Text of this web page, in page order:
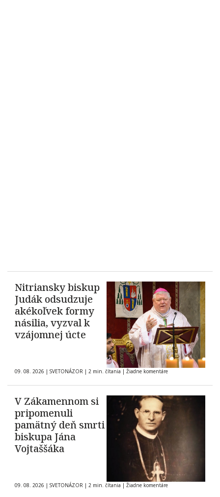
Nitriansky biskup
Judák odsudzuje
akékoľvek formy
násilia, vyzval k
vzájomnej úcte
09. 08. 2026 | SVETONÁZOR | 2 min. čítania | Žiadne komentáre
V Zákamennom si
pripomenuli
pamätný deň smrti
biskupa Jána
Vojtaššáka
09. 08. 2026 | SVETONÁZOR | 2 min. čítania | Žiadne komentáre